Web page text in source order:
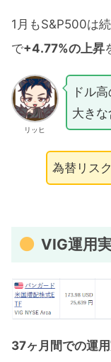
1月もS&P500は
で+4.77%の上昇
リッヒ
ドル
大き
為替リス
VIG運用
37ヶ月間での運